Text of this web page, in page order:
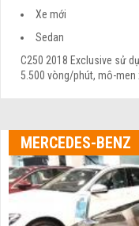
Xe mới
Sedan
C250 2018 Exclusive sử
5.500 vòng/phút, mô-men
MERCEDES-BENZ